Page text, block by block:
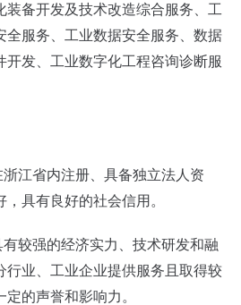
装备开发及技术改造综合服务、工
全服务、工业数据安全服务、数据
开发、工业数字化工程咨询诊断服
浙江省内注册、具备独立法人资
具有良好的社会信用。
有较强的经济实力、技术研发和融
行业、工业企业提供服务且取得较
的声誉和影响力。